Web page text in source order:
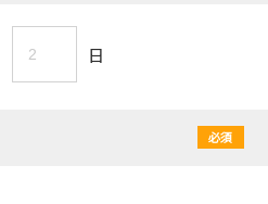
日
必須